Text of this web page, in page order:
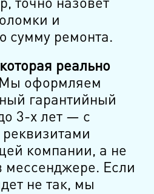
и
сумму ремонта.
реально
оформляем
гарантийный
3-х лет — с
компании, а не
мессенджере. Если
не так, мы